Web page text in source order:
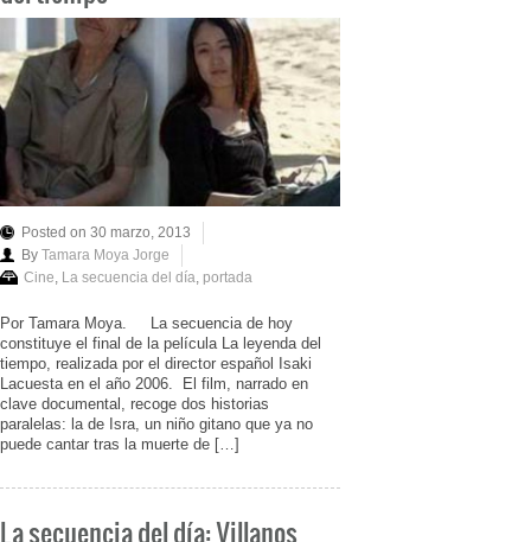
Posted on 30 marzo, 2013
By Tamara Moya Jorge
Cine, La secuencia del día, portada
Por Tamara Moya. La secuencia de hoy
constituye el final de la película La leyenda del
tiempo, realizada por el director español Isaki
Lacuesta en el año 2006. El film, narrado en
clave documental, recoge dos historias
paralelas: la de Isra, un niño gitano que ya no
puede cantar tras la muerte de […]
La secuencia del día: Villanos